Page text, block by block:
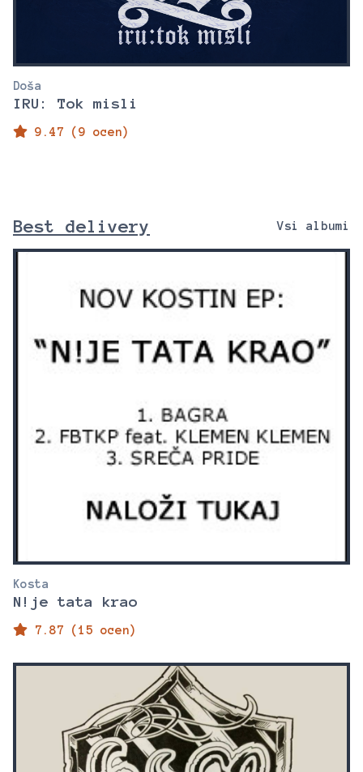
Doša
IRU: Tok misli
9.47 (9 ocen)
Best delivery Vsi albumi
Kosta
N!je tata krao
7.87 (15 ocen)